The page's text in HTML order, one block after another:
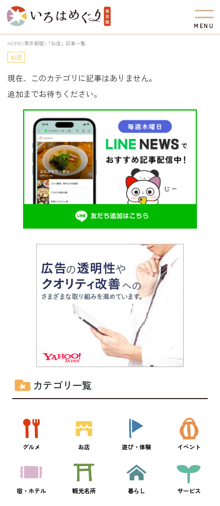
M EN U
HOME 東京都版 「お店」記事一覧
お店
現在、このカテゴリに記事はありません。
追加までお待ちください。
カテゴリ一覧
グルメ お店 遊び・体験 イベント
宿・ホテル 観光名所 暮らし サービス